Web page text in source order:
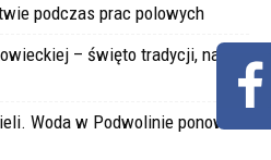
podczas prac polowych
– święto tradycji, natury
Woda w Podwolinie ponownie